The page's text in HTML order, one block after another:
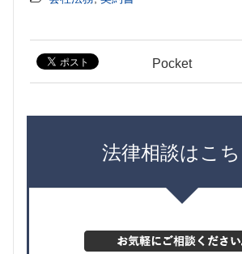
Pocket
法律相談はこち